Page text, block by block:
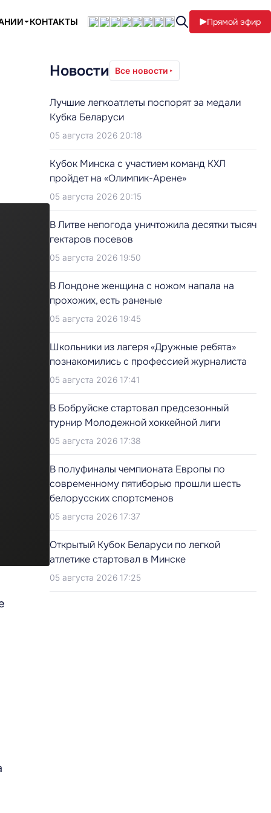
КОНТАКТЫ Прямой эфир
Новости Все новости
Лучшие легкоатлеты поспорят за медали
Кубка Беларуси
05 августа 2026 20:18
Кубок Минска с участием команд КХЛ
пройдет на «Олимпик-Арене»
05 августа 2026 20:15
В Литве непогода уничтожила десятки тысяч
гектаров посевов
05 августа 2026 19:50
В Лондоне женщина с ножом напала на
прохожих, есть раненые
05 августа 2026 19:45
Школьники из лагеря «Дружные ребята»
познакомились с профессией журналиста
05 августа 2026 17:41
В Бобруйске стартовал предсезонный
турнир Молодежной хоккейной лиги
05 августа 2026 17:38
В полуфиналы чемпионата Европы по
современному пятиборью прошли шесть
белорусских спортсменов
05 августа 2026 17:37
Открытый Кубок Беларуси по легкой
атлетике стартовал в Минске
05 августа 2026 17:25